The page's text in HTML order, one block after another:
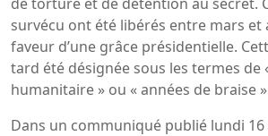
survécu ont été libérés entre mars et
faveur d’une grâce présidentielle.
tard été désignée sous les termes de
humanitaire » ou « années de braise
Dans un communiqué publié lundi 16